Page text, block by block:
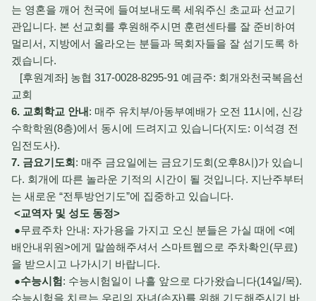
는 영혼을 깨어 천국에 들여보내도록 세워주신 초교파 선교기
관입니다. 본 선교회를 후원해주시면 훈련센타를 잘 준비하여
멀리서, 지방에서 올라오는 분들과 목회자들을 잘 섬기도록 하
겠습니다.
[후원계좌] 농협 317-0028-8295-91 예금주: 회개와천국복음선
교회
6. 교회학교 안내 : 매주 유치부/아동부예배가 오전 11시에, 신강
수학학원(8층)에서 동시에 드려지고 있습니다(지도: 이석경 전
임전도사).
7. 금요기도회 : 매주 금요일에는 금요기도회(오후8시)가 있습니
다. 회개에 따른 놀라운 기적의 시간이 될 것입니다. 지난주부터
는 새로운 “전투방언기도”에 집중하고 있습니다.
<교역자 및 성도 동정>
●무료주차 안내: 자가용을 가지고 오신 분들은 가실 때에 <예
배안내위원>에게 말씀해주셔서 스마트웹으로 주차확인(무료)
을 받으시고 나가시기 바랍니다.
●수능시험: 수능시험일이 나흘 앞으로 다가왔습니다(14일/목).
수능시험을 치르는 우리의 자녀(손자)를 위해 기도해주시기 바